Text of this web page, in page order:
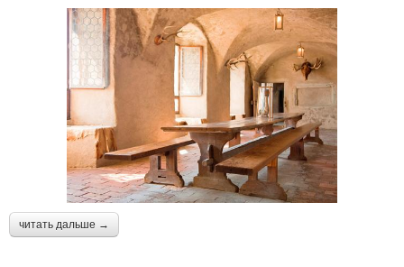
читать дальше →